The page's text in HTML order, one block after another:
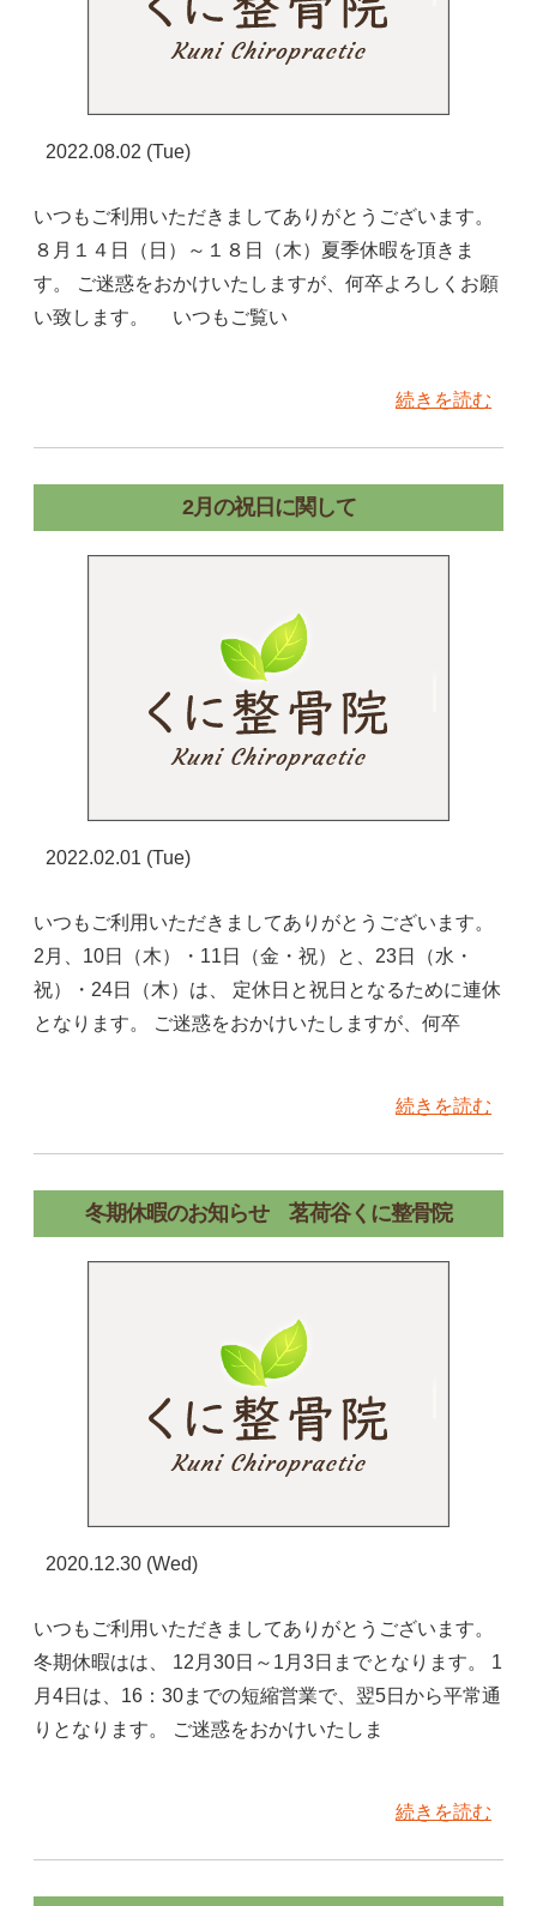
2022.08.02 (Tue)
いつもご利用いただきましてありがとうございます。
８月１４日（日）～１８日（木）夏季休暇を頂きま
す。 ご迷惑をおかけいたしますが、何卒よろしくお願
い致します。 いつもご覧い
続きを読む
2月の祝日に関して
2022.02.01 (Tue)
いつもご利用いただきましてありがとうございます。
2月、10日（木）・11日（金・祝）と、23日（水・
祝）・24日（木）は、 定休日と祝日となるために連休
となります。 ご迷惑をおかけいたしますが、何卒
続きを読む
冬期休暇のお知らせ 茗荷谷くに整骨院
2020.12.30 (Wed)
いつもご利用いただきましてありがとうございます。
冬期休暇はは、 12月30日～1月3日までとなります。 1
月4日は、16：30までの短縮営業で、翌5日から平常通
りとなります。 ご迷惑をおかけいたしま
続きを読む